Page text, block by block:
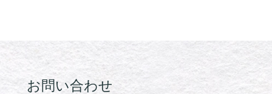
お問い合わせ